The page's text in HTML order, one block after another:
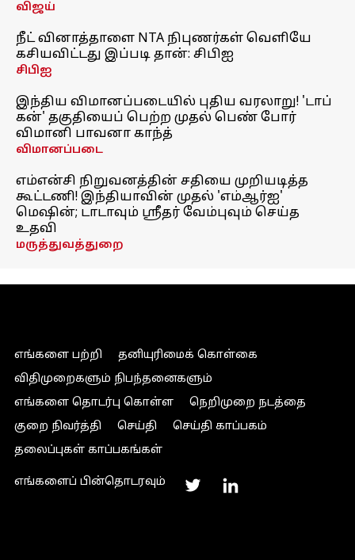
விஜய்
நீட் வினாத்தாளை NTA நிபுணர்கள் வெளியே
கசியவிட்டது இப்படி தான்: சிபிஐ
சிபிஐ
இந்திய விமானப்படையில் புதிய வரலாறு! 'டாப்
கன்' தகுதியைப் பெற்ற முதல் பெண் போர்
விமானி பாவனா காந்த்
விமானப்படை
எம்என்சி நிறுவனத்தின் சதியை முறியடித்த
கூட்டணி! இந்தியாவின் முதல் 'எம்ஆர்ஐ'
மெஷின்; டாடாவும் ஸ்ரீதர் வேம்புவும் செய்த
உதவி
மருத்துவத்துறை
எங்களை பற்றி
தனியுரிமைக் கொள்கை
விதிமுறைகளும் நிபந்தனைகளும்
எங்களை தொடர்பு கொள்ள
நெறிமுறை நடத்தை
குறை நிவர்த்தி
செய்தி
செய்தி காப்பகம்
தலைப்புகள் காப்பகங்கள்
எங்களைப் பின்தொடரவும்